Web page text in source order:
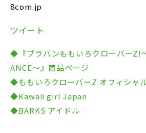
8com.jp
ツイート
◆『ブラバンももいろクローバーZ!
ANCE～』商品ページ
◆ももいろクローバーZ オフィシャ
◆Kawaii girl Japan
◆BARKS アイドル